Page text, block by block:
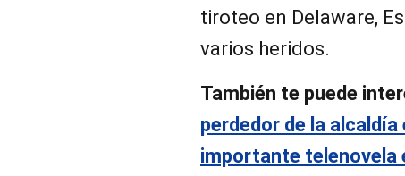
tiroteo en Delaware,
varios heridos.
También te puede
perdedor de la
importante telenovela